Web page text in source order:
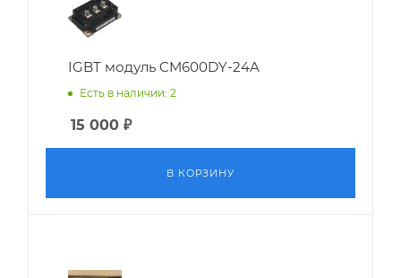
IGBT модуль CM600DY-24A
Есть в наличии: 2
15 000 ₽
В КОРЗИНУ